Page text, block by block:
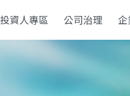
投資人專區 公司治理 企